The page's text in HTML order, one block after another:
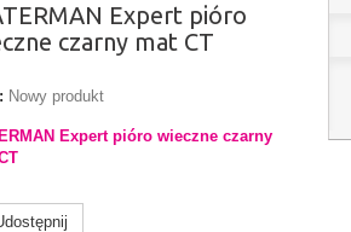
Expert pióro
czarny mat CT
Nowy produkt
Expert pióro wieczne czarny